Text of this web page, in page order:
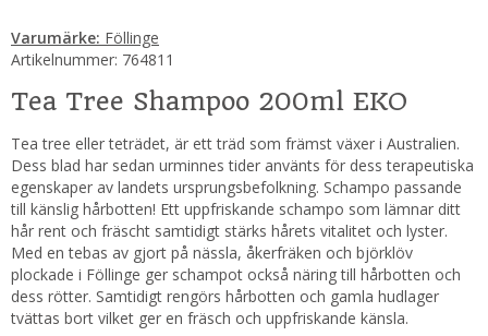
Varumärke: Föllinge
Artikelnummer: 764811
Tea Tree Shampoo 200ml EKO
Tea tree eller teträdet, är ett träd som främst växer i Australien.
Dess blad har sedan urminnes tider använts för dess terapeutiska
egenskaper av landets ursprungsbefolkning. Schampo passande
till känslig hårbotten! Ett uppfriskande schampo som lämnar ditt
hår rent och fräscht samtidigt stärks hårets vitalitet och lyster.
Med en tebas av gjort på nässla, åkerfräken och björklöv
plockade i Föllinge ger schampot också näring till hårbotten och
dess rötter. Samtidigt rengörs hårbotten och gamla hudlager
tvättas bort vilket ger en fräsch och uppfriskande känsla.